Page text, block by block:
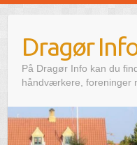
Dragør
På Dragør Info kan du
håndværkere, foreninger